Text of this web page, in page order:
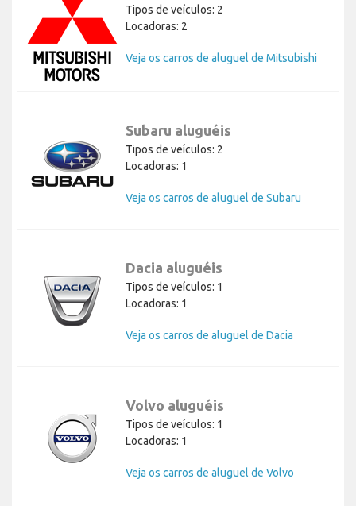
Tipos de veículos: 2
Locadoras: 2
Veja os carros de aluguel de Mitsubishi
Subaru aluguéis
Tipos de veículos: 2
Locadoras: 1
Veja os carros de aluguel de Subaru
Dacia aluguéis
Tipos de veículos: 1
Locadoras: 1
Veja os carros de aluguel de Dacia
Volvo aluguéis
Tipos de veículos: 1
Locadoras: 1
Veja os carros de aluguel de Volvo